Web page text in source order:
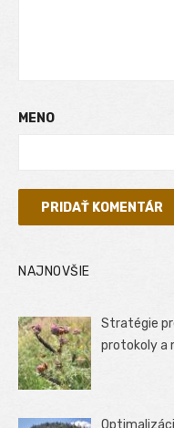
MENO
NAJNOVŠIE
Stratégie
protokoly a